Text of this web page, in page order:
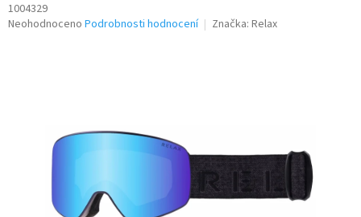
1004329
Průměrné
Neohodnoceno Podrobnosti hodnocení Značka: Relax